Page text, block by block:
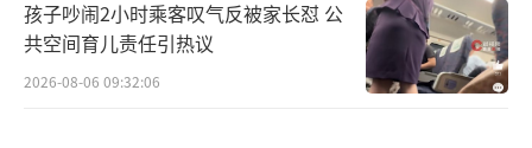
孩子吵闹2小时乘客叹气反被家长怼 公
共空间育儿责任引热议
2026-08-06 09:32:06